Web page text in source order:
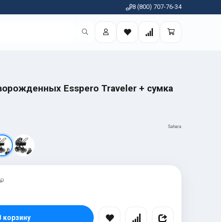
8 (800) 707-76-34
Esspero Traveler + сумка
Sahara
корзину